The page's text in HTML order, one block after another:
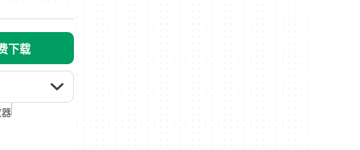
下载